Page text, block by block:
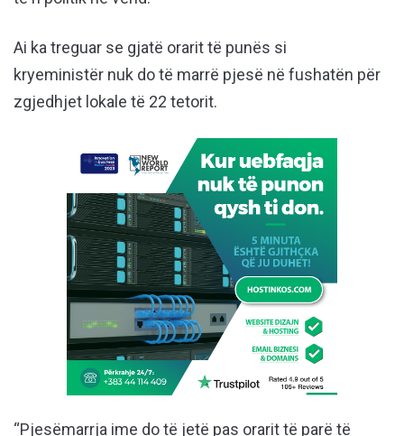
Ai ka treguar se gjatë orarit të punës si
kryeministër nuk do të marrë pjesë në fushatën për
zgjedhjet lokale të 22 tetorit.
“Pjesëmarrja ime do të jetë pas orarit të parë të